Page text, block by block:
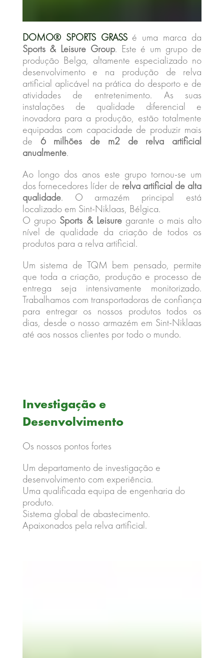
DOMO® SPORTS GRASSé uma marca da
Sports & Leisure Group. Este é um grupo de
produção Belga, altamente especializado no
desenvolvimento e na produção de relva
artificial aplicável na prática do desporto e de
atividades de entretenimento. As suas
instalações de qualidade diferencial e
inovadora para a produção, estão totalmente
equipadas com capacidade de produzir mais
de 6 milhões de m2 de relva artificial
anualmente.
Ao longo dos anos este grupo tornou-se um
dos fornecedores líder de relva artificial de alta
qualidade. O armazém principal está
localizado em Sint-Niklaas, Bélgica.
O grupo Sports & Leisure garante o mais alto
nível de qualidade da criação de todos os
produtos para a relva artificial.
Um sistema de TQM bem pensado, permite
que toda a criação, produção e processo de
entrega seja intensivamente monitorizado.
Trabalhamos com transportadoras de confiança
para entregar os nossos produtos todos os
dias, desde o nosso armazém em Sint-Niklaas
até aos nossos clientes por todo o mundo.
Investigação e
Desenvolvimento
Os nossos pontos fortes
Um departamento de investigação e
desenvolvimento com experiência.
Uma qualificada equipa de engenharia do
produto.
Sistema global de abastecimento.
Apaixonados pela relva artificial.